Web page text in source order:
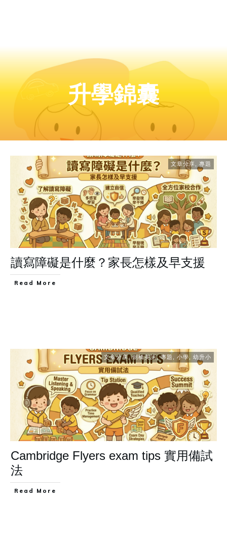
升學錦囊
文章分享 專題
讀寫障礙是什麼？家長怎樣及早支援
Read More
文章分享,劍橋英語,專題 小學 幼升小
Cambridge Flyers exam tips 實用備試
法
Read More